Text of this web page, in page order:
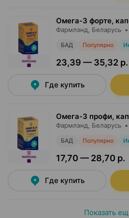
Омега-3 форте,
Фармлэнд, Беларусь •
БАД Популярно
23,39 — 35,32 р.
Где купить
Омега-3 профи,
Фармлэнд, Беларусь •
БАД Популярно
17,70 — 28,70 р.
Где купить
Показать